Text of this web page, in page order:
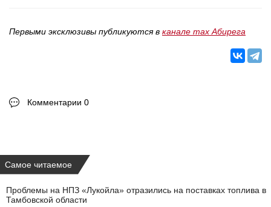
Первыми эксклюзивы публикуются в канале max Абирега
Комментарии 0
Самое читаемое
Проблемы на НПЗ «Лукойла» отразились на поставках топлива в
Тамбовской области